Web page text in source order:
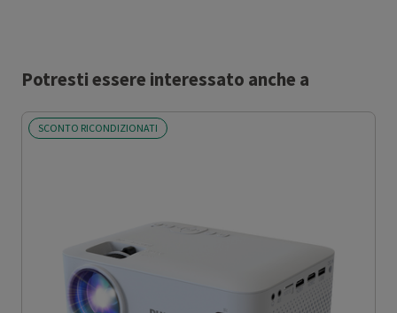
Potresti essere interessato anche a
SCONTO RICONDIZIONATI